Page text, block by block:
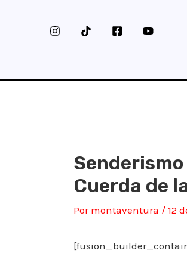
Cuerda de
Por montaventura / 12